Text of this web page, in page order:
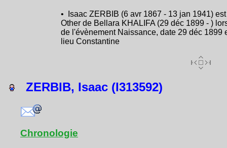
• Isaac ZERBIB (6 avr 1867 - 13 jan 1941) est
Other de Bellara KHALIFA (29 déc 1899 - )
de l'évènement Naissance, date 29 déc 1899
lieu Constantine
ZERBIB, Isaac (I313592)
Chronologie